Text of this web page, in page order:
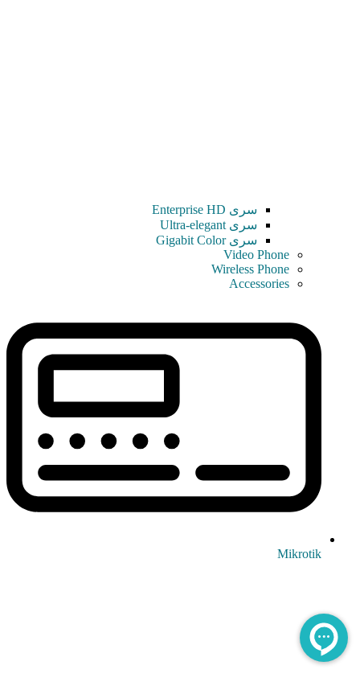
سری Enterprise HD
سری Ultra-elegant
سری Gigabit Color
Video Phone
Wireless Phone
Accessories
Mikrotik